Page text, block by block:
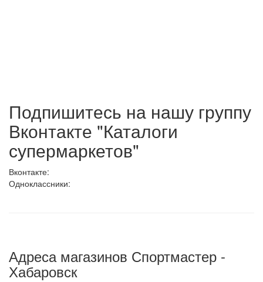
Подпишитесь на нашу группу
Вконтакте "Каталоги
супермаркетов"
Вконтакте:
Одноклассники:
Адреса магазинов Спортмастер -
Хабаровск